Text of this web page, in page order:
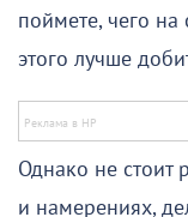
поймете, чего на
этого лучше
Однако не стоит
и намерениях,